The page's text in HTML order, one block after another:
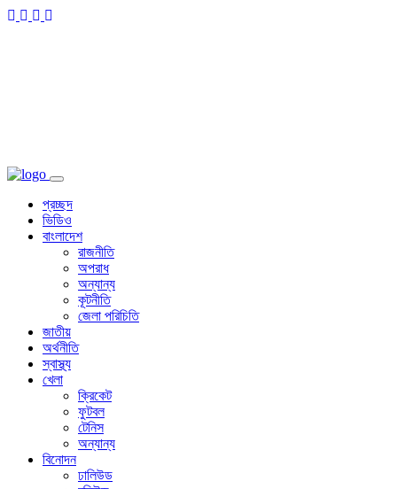
প্রচ্ছদ
ভিডিও
বাংলাদেশ
রাজনীতি
অপরাধ
অন্যান্য
কূটনীতি
জেলা পরিচিতি
জাতীয়
অর্থনীতি
স্বাস্থ্য
খেলা
ক্রিকেট
ফুটবল
টেনিস
অন্যান্য
বিনোদন
ঢালিউড